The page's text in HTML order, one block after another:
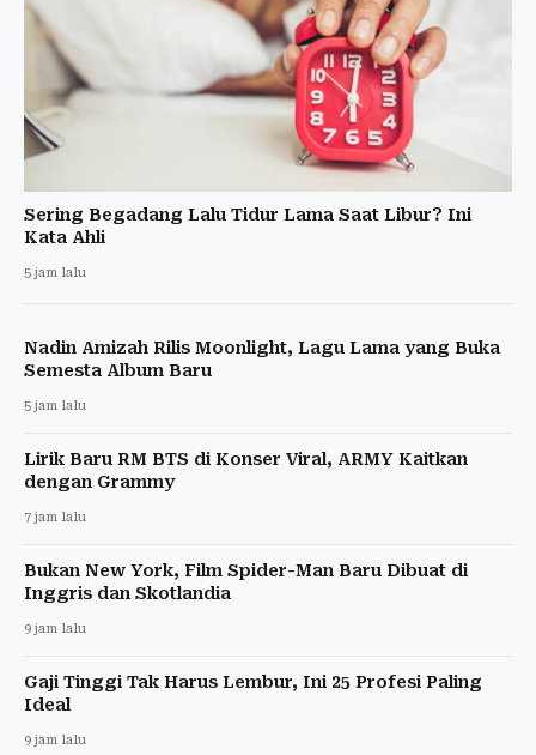
Sering Begadang Lalu Tidur Lama Saat Libur? Ini
Kata Ahli
5 jam lalu
Nadin Amizah Rilis Moonlight, Lagu Lama yang Buka
Semesta Album Baru
5 jam lalu
Lirik Baru RM BTS di Konser Viral, ARMY Kaitkan
dengan Grammy
7 jam lalu
Bukan New York, Film Spider-Man Baru Dibuat di
Inggris dan Skotlandia
9 jam lalu
Gaji Tinggi Tak Harus Lembur, Ini 25 Profesi Paling
Ideal
9 jam lalu